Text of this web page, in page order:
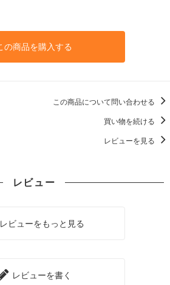
の商品を購入する
この商品について問い合わせる
買い物を続ける
レビューを見る
レビュー
レビューをもっと見る
レビューを書く